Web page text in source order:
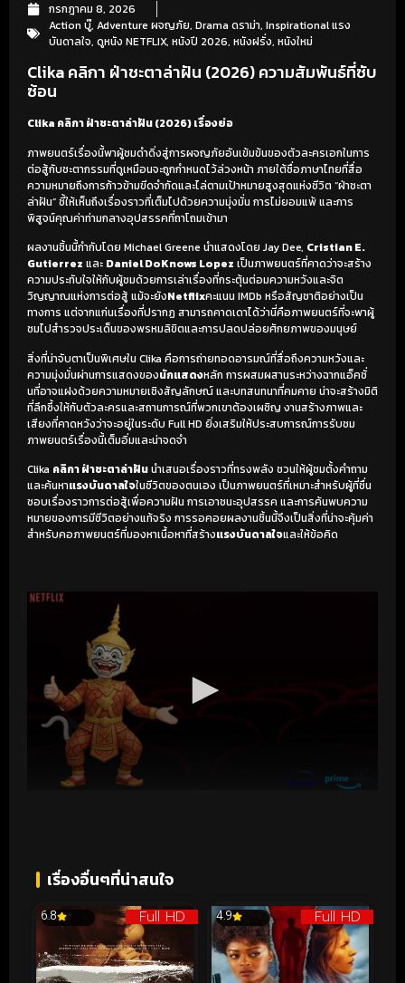
กรกฎาคม 8, 2026
Action บู๊, Adventure ผจญภัย, Drama ดราม่า, Inspirational แรง
บันดาลใจ, ดูหนัง NETFLIX, หนังปี 2026, หนังฝรั่ง, หนังใหม่
Clika คลิกา ฝ่าชะตาล่าฝัน (2026) ความสัมพันธ์ที่ซับ
ซ้อน
Clika คลิกา ฝ่าชะตาล่าฝัน (2026) เรื่องย่อ
ภาพยนตร์เรื่องนี้พาผู้ชมดำดิ่งสู่การผจญภัยอันเข้มข้นของตัวละครเอกในการ
ต่อสู้กับชะตากรรมที่ดูเหมือนจะถูกกำหนดไว้ล่วงหน้า ภายใต้ชื่อภาษาไทยที่สื่อ
ความหมายถึงการก้าวข้ามขีดจำกัดและไล่ตามเป้าหมายสูงสุดแห่งชีวิต “ฝ่าชะตา
ล่าฝัน” ชี้ให้เห็นถึงเรื่องราวที่เต็มไปด้วยความมุ่งมั่น การไม่ยอมแพ้ และการ
พิสูจน์คุณค่าท่ามกลางอุปสรรคที่ถาโถมเข้ามา
ผลงานชิ้นนี้กำกับโดย Michael Greene นำแสดงโดย Jay Dee, Cristian E.
Gutierrez และ Daniel DoKnows Lopez เป็นภาพยนตร์ที่คาดว่าจะสร้าง
ความประทับใจให้กับผู้ชมด้วยการเล่าเรื่องที่กระตุ้นต่อมความหวังและจิต
วิญญาณแห่งการต่อสู้ แม้จะยังNetflixคะแนน IMDb หรือสัญชาติอย่างเป็น
ทางการ แต่จากแก่นเรื่องที่ปรากฏ สามารถคาดเดาได้ว่านี่คือภาพยนตร์ที่จะพาผู้
ชมไปสำรวจประเด็นของพรหมลิขิตและการปลดปล่อยศักยภาพของมนุษย์
สิ่งที่น่าจับตาเป็นพิเศษใน Clika คือการถ่ายทอดอารมณ์ที่สื่อถึงความหวังและ
ความมุ่งมั่นผ่านการแสดงของนักแสดงหลัก การผสมผสานระหว่างฉากแอ็คชั่
นที่อาจแฝงด้วยความหมายเชิงสัญลักษณ์ และบทสนทนาที่คมคาย น่าจะสร้างมิติ
ที่ลึกซึ้งให้กับตัวละครและสถานการณ์ที่พวกเขาต้องเผชิญ งานสร้างภาพและ
เสียงที่คาดหวังว่าจะอยู่ในระดับ Full HD ยิ่งเสริมให้ประสบการณ์การรับชม
ภาพยนตร์เรื่องนี้เต็มอิ่มและน่าจดจำ
Clika คลิกา ฝ่าชะตาล่าฝันนำเสนอเรื่องราวที่ทรงพลัง ชวนให้ผู้ชมตั้งคำถาม
และค้นหาแรงบันดาลใจในชีวิตของตนเอง เป็นภาพยนตร์ที่เหมาะสำหรับผู้ที่ชื่น
ชอบเรื่องราวการต่อสู้เพื่อความฝัน การเอาชนะอุปสรรค และการค้นพบความ
หมายของการมีชีวิตอย่างแท้จริง การรอคอยผลงานชิ้นนี้จึงเป็นสิ่งที่น่าจะคุ้มค่า
สำหรับคอภาพยนตร์ที่มองหาเนื้อหาที่สร้างแรงบันดาลใจและให้ข้อคิด
เรื่องอื่นๆที่น่าสนใจ
Full HD
6.8 Full HD
4.9